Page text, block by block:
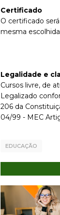
Certificado
O certificado
mesma
Legalidade e
Cursos livre, de
Legalizado
206 da
04/99 - MEC
EDUCAÇÃO